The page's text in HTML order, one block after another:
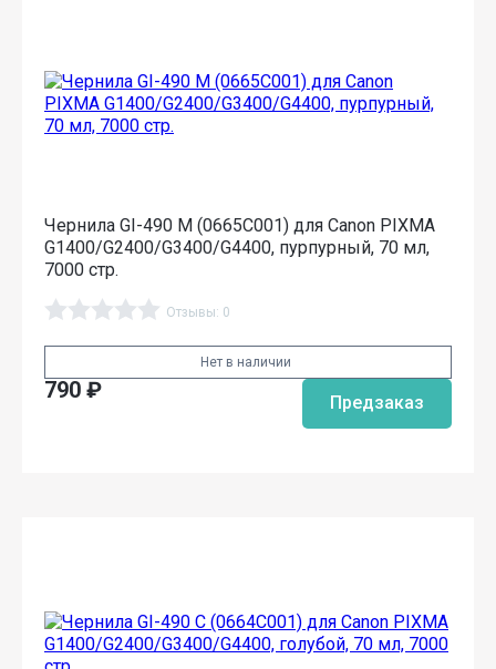
Чернила GI-490 M (0665C001) для Canon PIXMA
G1400/G2400/G3400/G4400, пурпурный, 70 мл,
7000 стр.
Отзывы: 0
Нет в наличии
790 ₽ Предзаказ